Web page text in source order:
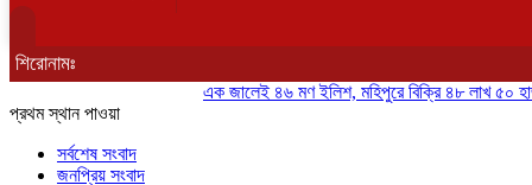
শিরোনামঃ
এক জালেই ৪৬ মণ ইলিশ, মহিপুরে বিক্রি ৪৮ লাখ ৫০ হাজার
প্রথম স্থান পাওয়া
সর্বশেষ সংবাদ
জনপ্রিয় সংবাদ